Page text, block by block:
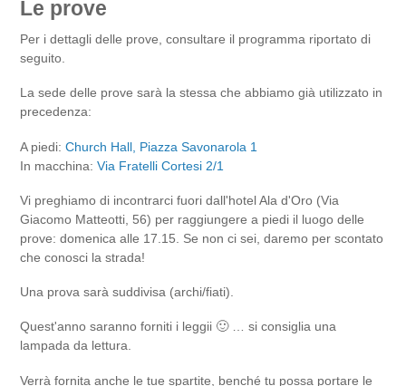
Le prove
Per i dettagli delle prove, consultare il programma riportato di
seguito.
La sede delle prove sarà la stessa che abbiamo già utilizzato in
precedenza:
A piedi:Church Hall, Piazza Savonarola 1
In macchina:Via Fratelli Cortesi 2/1
Vi preghiamo di incontrarci fuori dall'hotel Ala d'Oro (Via
Giacomo Matteotti, 56) per raggiungere a piedi il luogo delle
prove: domenica alle 17.15. Se non ci sei, daremo per scontato
che conosci la strada!
Una prova sarà suddivisa (archi/fiati).
Quest'anno saranno forniti i leggii 🙂 … si consiglia una
lampada da lettura.
Verrà fornita anche le tue spartite, benché tu possa portare le